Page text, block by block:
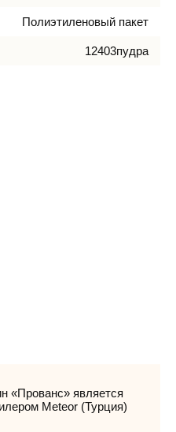
Полиэтиленовый пакет
12403пудра
«Прованс» является
Meteor (Турция)